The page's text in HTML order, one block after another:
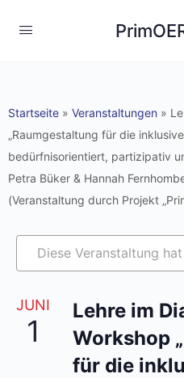
Startseite » Veranstaltungen »
„Raumgestaltung für die
bedürfnisorientiert, partizipativ
Petra Büker & Hannah
(Veranstaltung durch Projekt
Diese Veranstaltung
JUNI
1
Lehre im
Workshop
für die